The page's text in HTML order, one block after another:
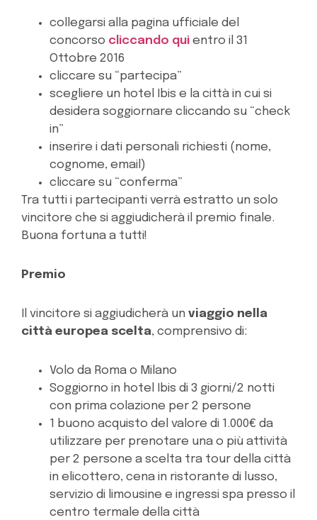
collegarsi alla pagina ufficiale del
concorso cliccando qui entro il 31
Ottobre 2016
cliccare su “partecipa”
scegliere un hotel Ibis e la città in cui si
desidera soggiornare cliccando su “check
in”
inserire i dati personali richiesti (nome,
cognome, email)
cliccare su “conferma”
Tra tutti i partecipanti verrà estratto un solo
vincitore che si aggiudicherà il premio finale.
Buona fortuna a tutti!
Premio
Il vincitore si aggiudicherà un viaggio nella
città europea scelta, comprensivo di:
Volo da Roma o Milano
Soggiorno in hotel Ibis di 3 giorni/2 notti
con prima colazione per 2 persone
1 buono acquisto del valore di 1.000€ da
utilizzare per prenotare una o più attività
per 2 persone a scelta tra tour della città
in elicottero, cena in ristorante di lusso,
servizio di limousine e ingressi spa presso il
centro termale della città